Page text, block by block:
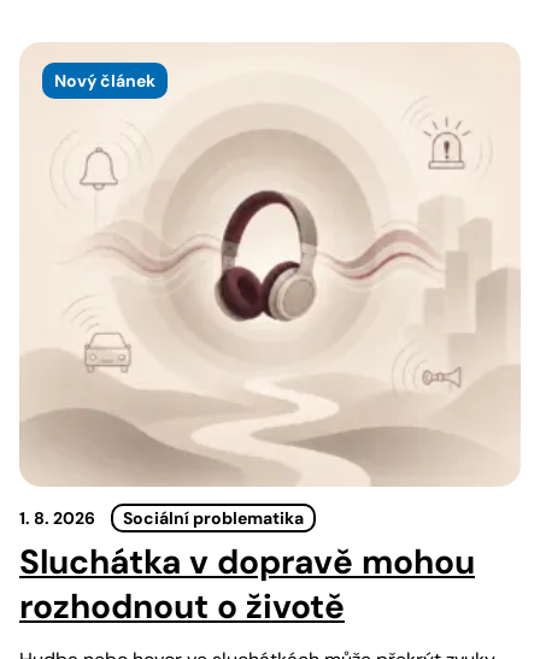
Nový článek
1. 8. 2026 Sociální problematika
Sluchátka v dopravě mohou
rozhodnout o životě